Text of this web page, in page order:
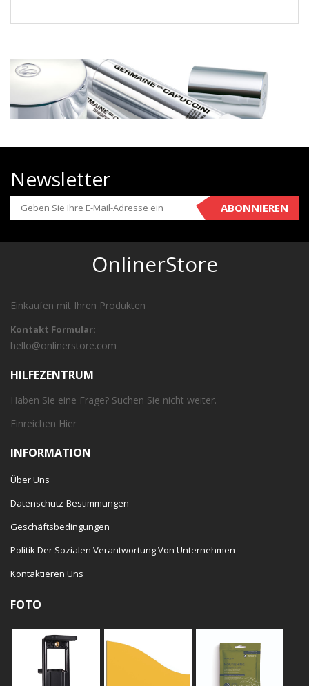
Newsletter
ABONNIEREN
OnlinerStore
Einkaufen mit Ihren Produkten
Kontakt Formular:
hello@onlinerstore.com
HILFEZENTRUM
Haben Sie eine Frage? Suchen Sie nicht weiter.
Einreichen Hier
INFORMATION
Über Uns
Datenschutz-Bestimmungen
Geschäftsbedingungen
Politik Der Sozialen Verantwortung Von Unternehmen
Kontaktieren Uns
FOTO